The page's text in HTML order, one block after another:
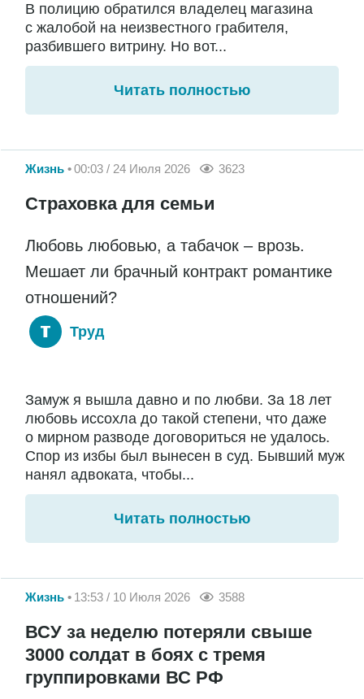
В полицию обратился владелец магазина
с жалобой на неизвестного грабителя,
разбившего витрину. Но вот...
Читать полностью
Жизнь 00:03 / 24 Июля 2026 3623
Страховка для семьи
Любовь любовью, а табачок – врозь.
Мешает ли брачный контракт романтике
отношений?
Труд
Замуж я вышла давно и по любви. За 18 лет
любовь иссохла до такой степени, что даже
о мирном разводе договориться не удалось.
Спор из избы был вынесен в суд. Бывший муж
нанял адвоката, чтобы...
Читать полностью
Жизнь 13:53 / 10 Июля 2026 3588
ВСУ за неделю потеряли свыше
3000 солдат в боях с тремя
группировками ВС РФ